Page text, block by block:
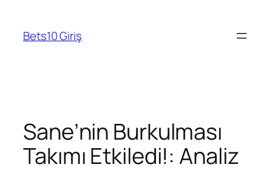
content
Bets10 Giriş
Sane’nin Burkulması
Takımı Etkiledi!: Analiz